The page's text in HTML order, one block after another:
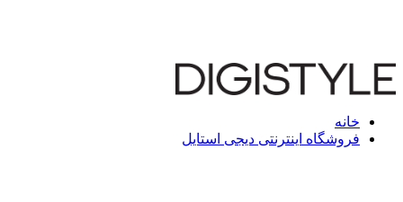
خانه
فروشگاه اینترنتی دیجی استایل